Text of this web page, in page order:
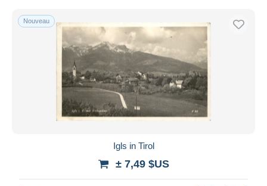
Nouveau
Igls in Tirol
± 7,49 $US